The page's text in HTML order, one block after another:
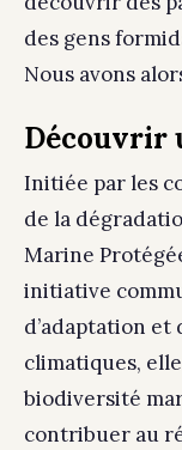
des gens
Nous avons
Découvrir
Initiée par les
de la
Marine
initiative
d’adaptation
climatiques,
biodiversité
contribuer au